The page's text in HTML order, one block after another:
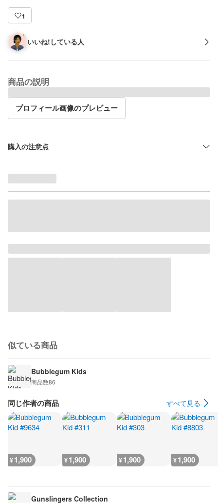
1
いいね!している人
商品の説明
プロフィール画像のプレビュー
購入の注意点
似ている商品
Bubblegum Kids
商品数86
同じ作者の商品 すべて見る
¥1,900 ¥1,900 ¥1,900 ¥1,900
Gunslingers Collection